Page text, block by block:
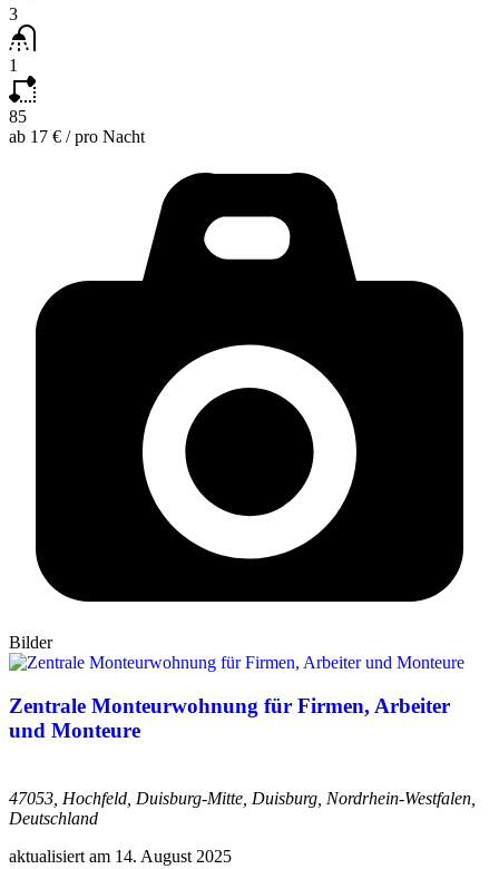
3
1
85
ab 17 € / pro Nacht
Bilder
Zentrale Monteurwohnung für Firmen, Arbeiter
und Monteure
47053, Hochfeld, Duisburg-Mitte, Duisburg, Nordrhein-Westfalen,
Deutschland
aktualisiert am 14. August 2025